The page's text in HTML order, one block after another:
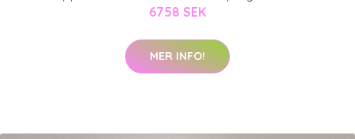
6758 SEK
MER INFO!